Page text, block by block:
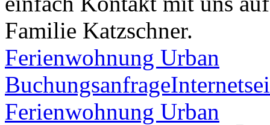
Familie Katzschner.
Ferienwohnung Urban
Buchungsanfrage
Ferienwohnung Urban